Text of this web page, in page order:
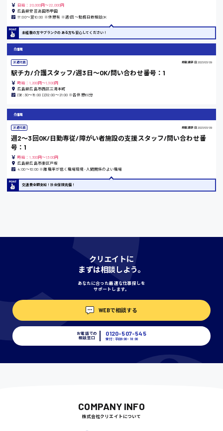
東京都
島根県
香川県
埼玉県
時給1300円〜
時給1200円〜
時給1100円〜
日給：20,000円～22,000円
広島県安芸高田市甲田
17:00〜翌10:00 ※休憩有 ※週1回〜勤務日数相談OK
未経験の方やブランクのある方も安心してください！
介護職
派遣社員 掲載更新日 2023/03/09
駅チカ/介護スタッフ/週3日〜OK/問い合わせ番号：1
時給：1,200円～1,300円
広島県広島市西区三滝本町
(1)6:30〜15:00 (2)12:00〜21:00 ※各休憩60分
介護職
派遣社員 掲載更新日 2023/03/09
週2〜3回OK/日勤専従/障がい者施設の支援スタッフ/問い合わせ番
号：1
時給：1,300円～1,500円
広島県広島市東区戸坂
4:00〜10:00 ※離職率が低く職場環境･人間関係のよい職場
交通費全額支給！社会保険完備！
クリエイトに
まずは相談しよう。
あなたに合った最適な仕事探しを
サポートします。
WEBで相談する
お電話での
相談窓口
0120-507-545
受付：平日9:00 - 18:00
COMPANY INFO
株式会社クリエイトについて